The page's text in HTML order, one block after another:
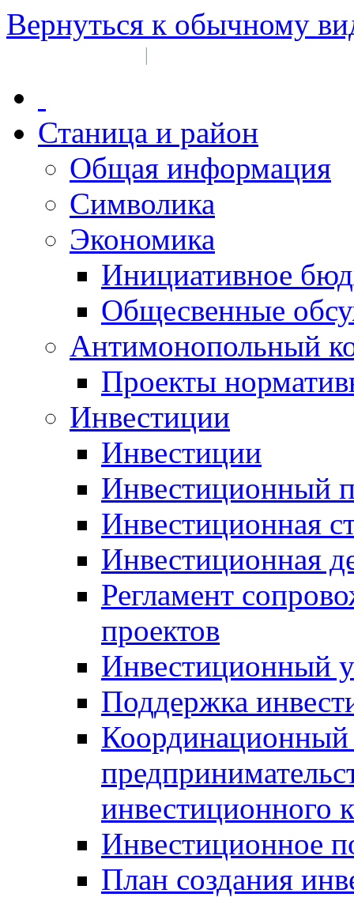
Вернуться к обычному
|
Станица и район
Общая информация
Символика
Экономика
Инициативное
Общесвенные
Антимонопольный
Проекты
Инвестиции
Инвестиции
Инвестиционный
Инвестиционная
Инвестиционная
Регламент
проектов
Инвестиционный
Поддержка
Координационный
инвестиционного
Инвестиционное
План создания